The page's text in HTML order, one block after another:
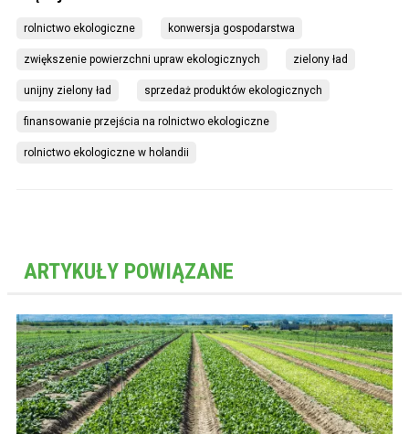
rolnictwo ekologiczne konwersja gospodarstwa
zwiększenie powierzchni upraw ekologicznych zielony ład
unijny zielony ład sprzedaż produktów ekologicznych
finansowanie przejścia na rolnictwo ekologiczne
rolnictwo ekologiczne w holandii
ARTYKUŁY POWIĄZANE